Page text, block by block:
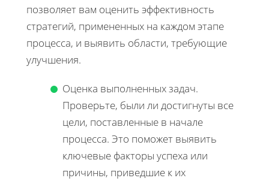
позволяет вам оценить эффективность
стратегий, примененных на каждом этапе
процесса, и выявить области, требующие
улучшения.
Оценка выполненных задач.
Проверьте, были ли достигнуты все
цели, поставленные в начале
процесса. Это поможет выявить
ключевые факторы успеха или
причины, приведшие к их